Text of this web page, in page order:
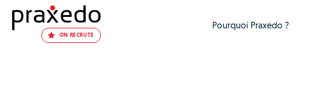
ON RECRUTE
Pourquoi Praxedo ?